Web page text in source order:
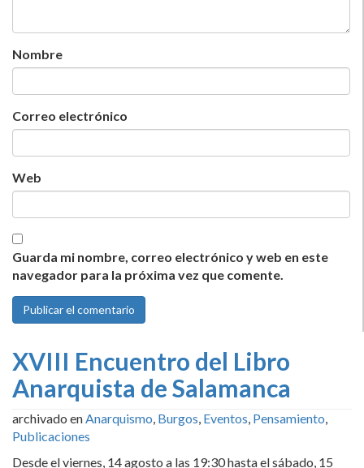
Nombre
Correo electrónico
Web
Guarda mi nombre, correo electrónico y web en este
navegador para la próxima vez que comente.
XVIII Encuentro del Libro
Anarquista de Salamanca
archivado enAnarquismo, Burgos, Eventos, Pensamiento,
Publicaciones
Desde el viernes, 14 agosto a las 19:30 hasta el sábado, 15